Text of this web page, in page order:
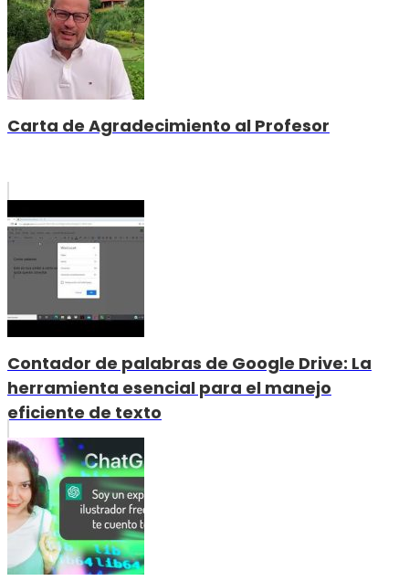
Carta de Agradecimiento al Profesor
Contador de palabras de Google Drive: La
herramienta esencial para el manejo
eficiente de texto